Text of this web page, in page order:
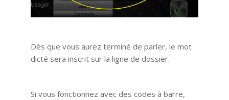
Dès que vous aurez terminé de parler, le mot
dicté sera inscrit sur la ligne de dossier.
Si vous fonctionnez avec des codes à barre,